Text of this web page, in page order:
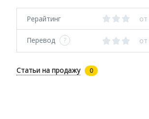
Рерайтинг от
Перевод ? от
Статьи на продажу 0